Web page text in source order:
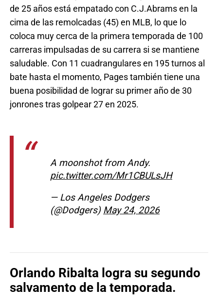
de 25 años está empatado con C.J.Abrams en la
cima de las remolcadas (45) en MLB, lo que lo
coloca muy cerca de la primera temporada de 100
carreras impulsadas de su carrera si se mantiene
saludable. Con 11 cuadrangulares en 195 turnos al
bate hasta el momento, Pages también tiene una
buena posibilidad de lograr su primer año de 30
jonrones tras golpear 27 en 2025.
A moonshot from Andy.
pic.twitter.com/Mr1CBULsJH
— Los Angeles Dodgers
(@Dodgers) May 24, 2026
Orlando Ribalta logra su segundo
salvamento de la temporada.